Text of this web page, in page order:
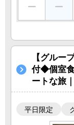
【グルー
付◆個室
ートな旅
平日限定